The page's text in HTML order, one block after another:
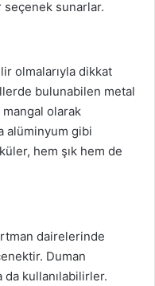
sunarlar.
olmalarıyla dikkat
bulunabilen metal
olarak
alüminyum gibi
hem şık hem de
dairelerinde
Duman
da kullanılabilirler.